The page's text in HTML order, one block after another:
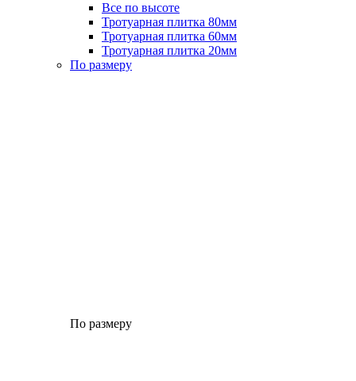
Все по высоте
Тротуарная плитка 80мм
Тротуарная плитка 60мм
Тротуарная плитка 20мм
По размеру
По размеру